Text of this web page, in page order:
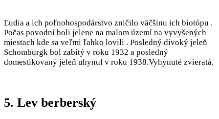
Ľudia a ich poľnohospodárstvo zničilo väčšinu ich biotópu .
Počas povodní boli jelene na malom území na vyvyšených
miestach kde sa veľmi ľahko lovili . Posledný divoký jeleň
Schomburgk bol zabitý v roku 1932 a posledný
domestikovaný jeleň uhynul v roku 1938.Vyhynuté zvieratá.
5. Lev berberský